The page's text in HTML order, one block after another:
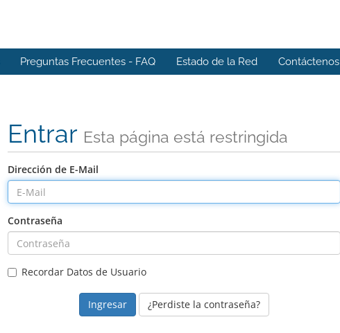
Preguntas Frecuentes - FAQ Estado de la Red Contáctenos
Entrar Esta página está restringida
Dirección de E-Mail
Contraseña
Recordar Datos de Usuario
¿Perdiste la contraseña?